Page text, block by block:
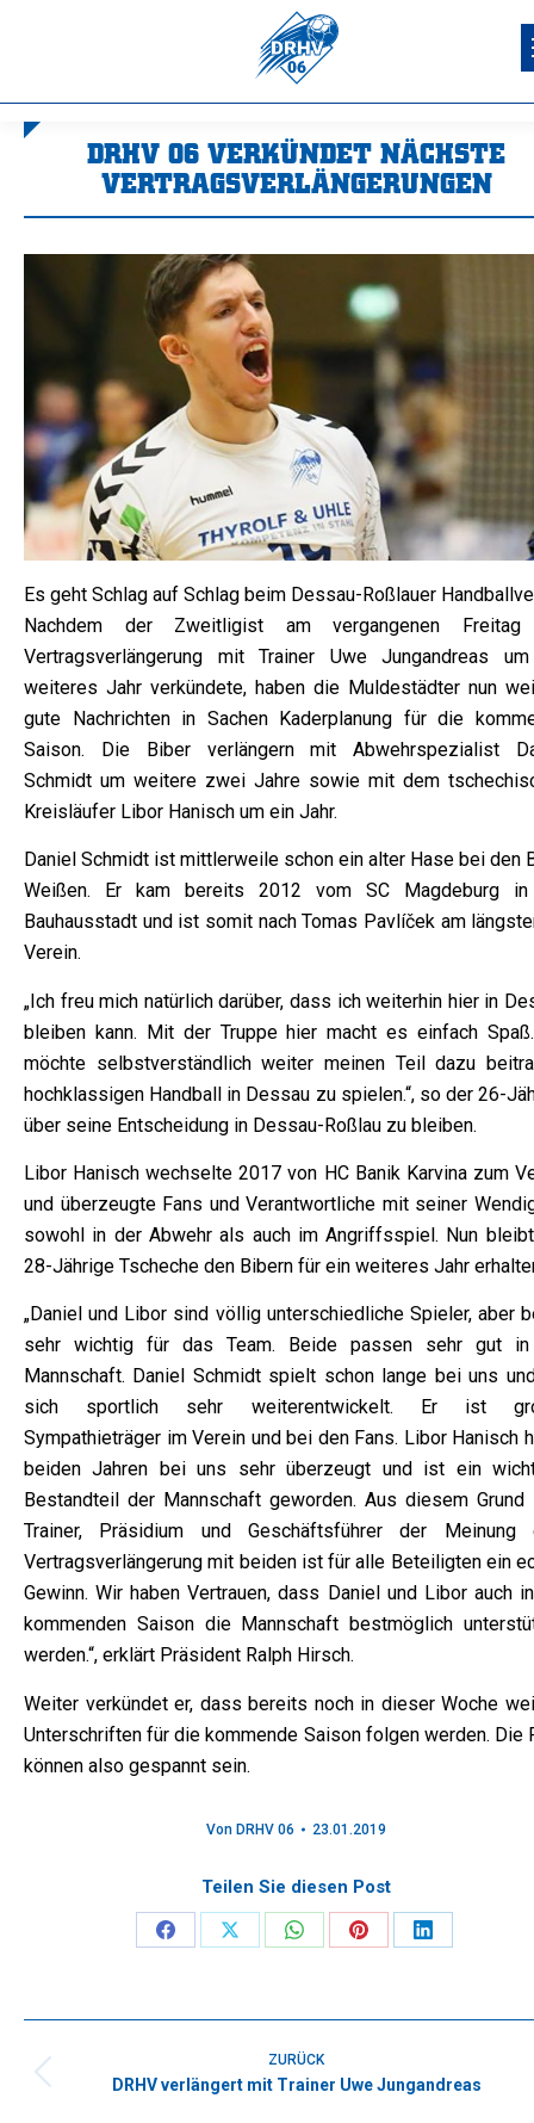
DRHV 06 VERKÜNDET NÄCHSTE
VERTRAGSVERLÄNGERUNGEN
Es geht Schlag auf Schlag beim Dessau-Roßlauer
Nachdem der Zweitligist am vergangenen
Vertragsverlängerung mit Trainer Uwe Jungandreas
weiteres Jahr verkündete, haben die Muldestädter nun
gute Nachrichten in Sachen Kaderplanung für die
Saison. Die Biber verlängern mit Abwehrspezialist
Schmidt um weitere zwei Jahre sowie mit dem
Kreisläufer Libor Hanisch um ein Jahr.
Daniel Schmidt ist mittlerweile schon ein alter Hase bei den
Weißen. Er kam bereits 2012 vom SC Magdeburg
Bauhausstadt und ist somit nach Tomas Pavlíček am
Verein.
„Ich freu mich natürlich darüber, dass ich weiterhin hier in
bleiben kann. Mit der Truppe hier macht es einfach
möchte selbstverständlich weiter meinen Teil dazu
hochklassigen Handball in Dessau zu spielen.“, so der 26-
über seine Entscheidung in Dessau-Roßlau zu bleiben.
Libor Hanisch wechselte 2017 von HC Banik Karvina zum
und überzeugte Fans und Verantwortliche mit seiner
sowohl in der Abwehr als auch im Angriffsspiel. Nun
28-Jährige Tscheche den Bibern für ein weiteres Jahr
„Daniel und Libor sind völlig unterschiedliche Spieler, aber
sehr wichtig für das Team. Beide passen sehr gut
Mannschaft. Daniel Schmidt spielt schon lange bei uns
sich sportlich sehr weiterentwickelt. Er ist
Sympathieträger im Verein und bei den Fans. Libor Hanisch
beiden Jahren bei uns sehr überzeugt und ist ein
Bestandteil der Mannschaft geworden. Aus diesem Grund
Trainer, Präsidium und Geschäftsführer der Meinung
Vertragsverlängerung mit beiden ist für alle Beteiligten ein
Gewinn. Wir haben Vertrauen, dass Daniel und Libor auch
kommenden Saison die Mannschaft bestmöglich
werden.“, erklärt Präsident Ralph Hirsch.
Weiter verkündet er, dass bereits noch in dieser Woche
Unterschriften für die kommende Saison folgen werden. Die
können also gespannt sein.
Von DRHV 06 23.01.2019
Teilen Sie diesen Post
Share
Facebook
Share
X
Share
WhatsApp
Share
Pinterest
Share
LinkedIn
ZURÜCK
Vorheriger
DRHV verlängert mit Trainer Uwe Jungandreas